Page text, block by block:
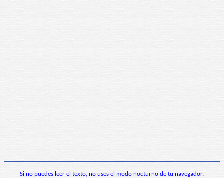
Si no puedes leer el texto, no uses el modo nocturno de tu navegador.